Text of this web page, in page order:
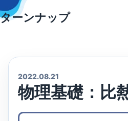
Skip
to
ターンナップ
2022.08.21
物理基礎：比